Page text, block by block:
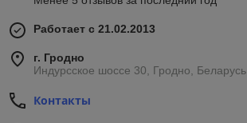
Работает с 21.02.2013
г. Гродно
Индурсское шоссе 30, Гродно, Беларусь
Контакты